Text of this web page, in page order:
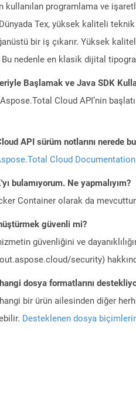
kullanılan programlama ve
Dünyada Tex, yüksek kaliteli
bir iş çıkarır. Yüksek
nedenle en klasik dijital
Başlamak ve Java SDK
Cloud API’nin
API sürüm notlarını nerede
Cloud Documentation
bulamıyorum. Ne yapmalıyım?
Container olarak da
güvenli mi?
güvenliğini ve
security)
dosya formatlarını
bir ürün ailesinden diğer
Desteklenen dosya